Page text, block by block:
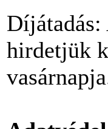
Díjátadás:
hirdetjük